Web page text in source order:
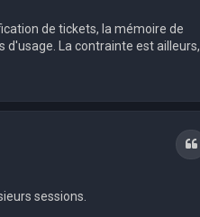
de tickets, la mémoire de
d'usage. La contrainte est ailleurs,
sessions.